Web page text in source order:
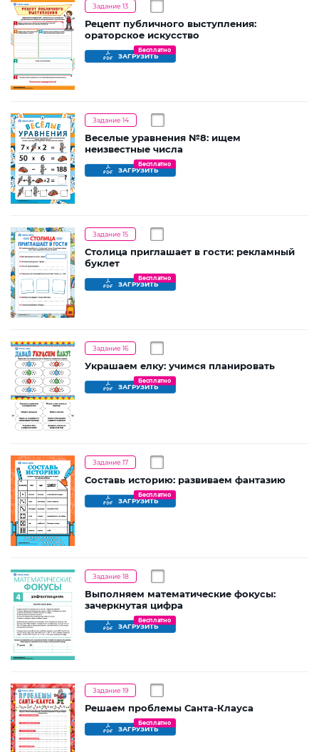
Задание 13
Рецепт публичного выступления:
ораторское искусство
ЗАГРУЗИТЬ
Бесплатно
Задание 14
Веселые уравнения №8: ищем
неизвестные числа
ЗАГРУЗИТЬ
Бесплатно
Задание 15
Столица приглашает в гости: рекламный
буклет
ЗАГРУЗИТЬ
Бесплатно
Задание 16
Украшаем елку: учимся планировать
ЗАГРУЗИТЬ
Бесплатно
Задание 17
Составь историю: развиваем фантазию
ЗАГРУЗИТЬ
Бесплатно
Задание 18
Выполняем математические фокусы:
зачеркнутая цифра
ЗАГРУЗИТЬ
Бесплатно
Задание 19
Решаем проблемы Санта-Клауса
ЗАГРУЗИТЬ
Бесплатно